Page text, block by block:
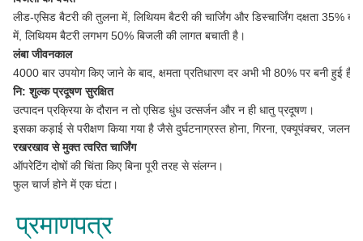
लीड-एसिड बैटरी की तुलना में, लिथियम बैटरी की चार्जिंग और डिस्चार्जिंग दक्षता
में, लिथियम बैटरी लगभग 50% बिजली की लागत बचाती है।
लंबा जीवनकाल
4000 बार उपयोग किए जाने के बाद, क्षमता प्रतिधारण दर अभी भी 80% पर बनी हुई
नि: शुल्क प्रदूषण सुरक्षित
उत्पादन प्रक्रिया के दौरान न तो एसिड धुंध उत्सर्जन और न ही धातु प्रदूषण।
इसका कड़ाई से परीक्षण किया गया है जैसे दुर्घटनाग्रस्त होना, गिरना, एक्यूपंक्चर, जलन,
रखरखाव से मुक्त त्वरित चार्जिंग
ऑपरेटिंग दोषों की चिंता किए बिना पूरी तरह से संलग्न।
फुल चार्ज होने में एक घंटा।
प्रमाणपत्र